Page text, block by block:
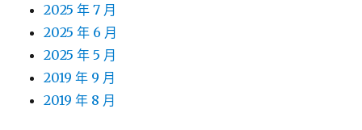
2025 年 7 月
2025 年 6 月
2025 年 5 月
2019 年 9 月
2019 年 8 月